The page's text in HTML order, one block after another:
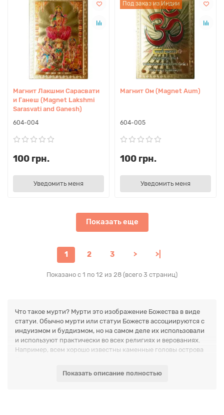
Магнит Лакшми Сарасвати
и Ганеш (Magnet Lakshmi
Sarasvati and Ganesh)
604-004
100 грн.
Уведомить меня
Под заказ из Индии
Магнит Ом (Magnet Aum)
604-005
100 грн.
Уведомить меня
Показать еще
1 2 3 > >|
Показано с 1 по 12 из 28 (всего 3 страниц)
Что такое мурти? Мурти это изображение Божества в виде
статуи. Обычно мурти или статуи Божеств ассоциируются с
индуизмом и буддизмом, но на самом деле их использовали
и используют практически во всех религиях и верованиях.
Например, всем хорошо известны каменные головы острова
это символ, ассоциированный с Богом.
Показать описание полностью